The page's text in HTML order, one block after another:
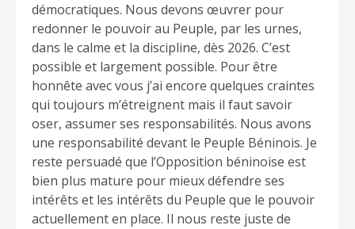
démocratiques. Nous devons œuvrer pour
redonner le pouvoir au Peuple, par les urnes,
dans le calme et la discipline, dès 2026. C’est
possible et largement possible. Pour être
honnête avec vous j’ai encore quelques craintes
qui toujours m’étreignent mais il faut savoir
oser, assumer ses responsabilités. Nous avons
une responsabilité devant le Peuple Béninois. Je
reste persuadé que l’Opposition béninoise est
bien plus mature pour mieux défendre ses
intérêts et les intérêts du Peuple que le pouvoir
actuellement en place. Il nous reste juste de